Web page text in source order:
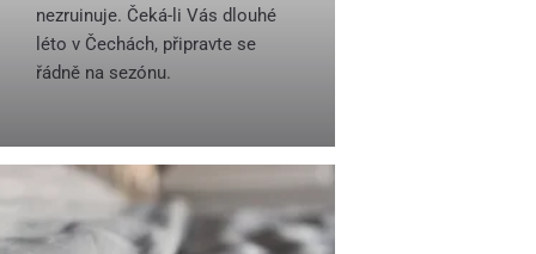
nezruinuje. Čeká-li Vás dlouhé
léto v Čechách, připravte se
řádně na sezónu.